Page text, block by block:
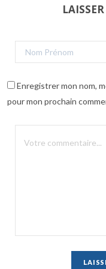
Enregistrer mon nom,
pour mon prochain